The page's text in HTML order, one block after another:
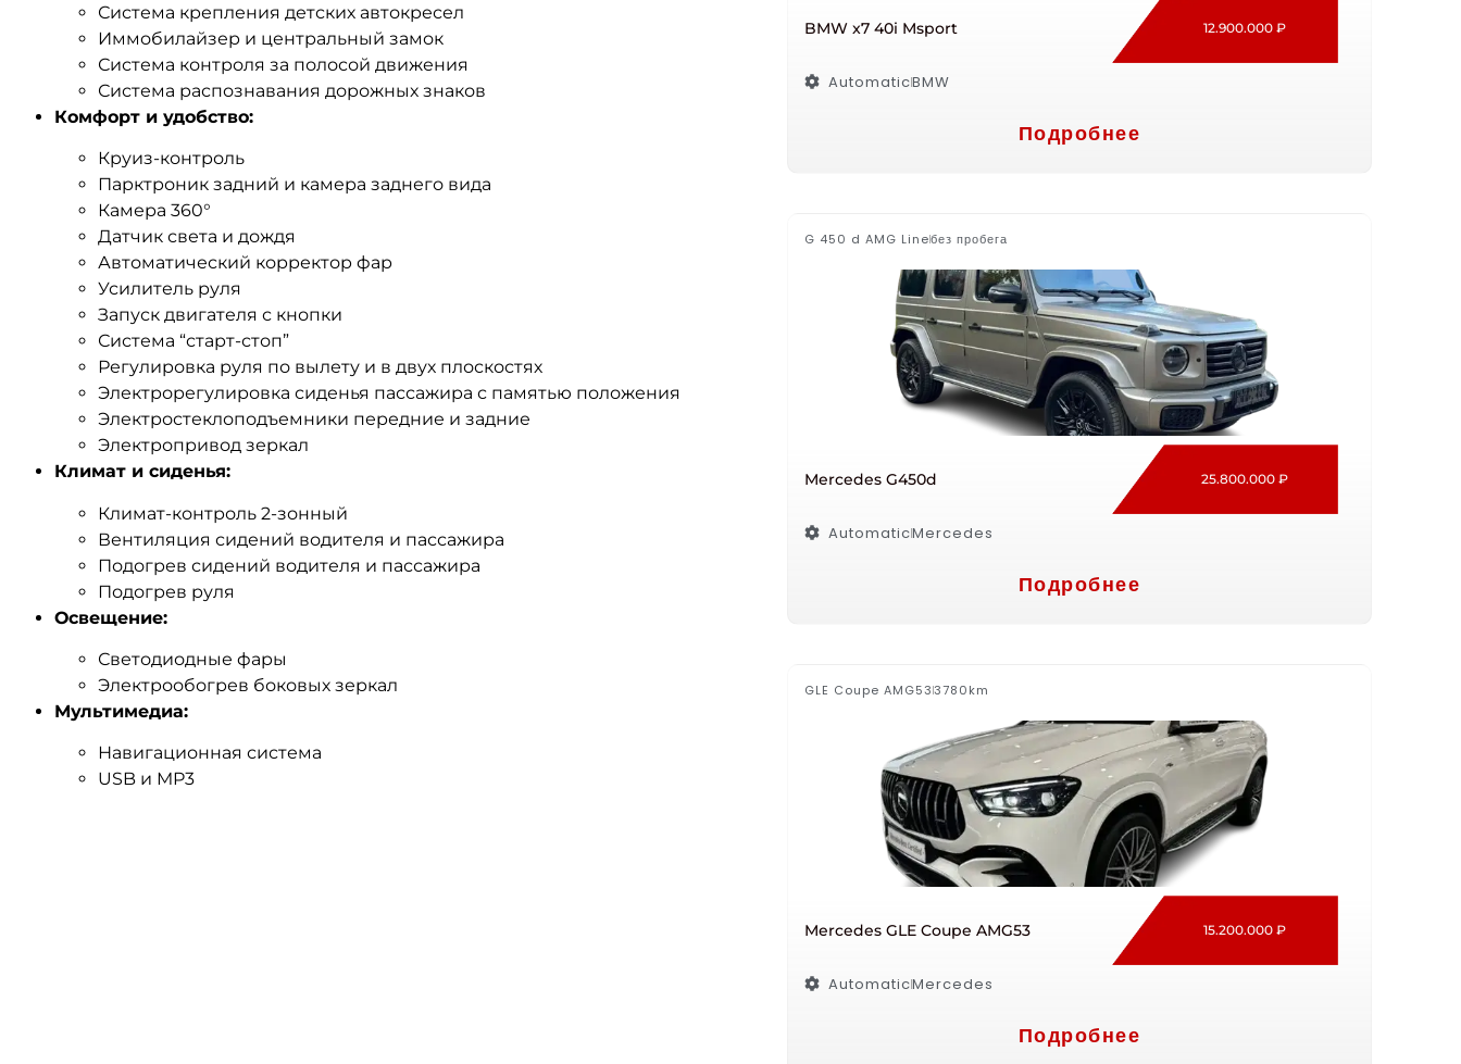
Система крепления детских автокресел
Иммобилайзер и центральный замок
Система контроля за полосой движения
Система распознавания дорожных знаков
Комфорт и удобство:
Круиз-контроль
Парктроник задний и камера заднего вида
Камера 360°
Датчик света и дождя
Автоматический корректор фар
Усилитель руля
Запуск двигателя с кнопки
Система “старт-стоп”
Регулировка руля по вылету и в двух плоскостях
Электрорегулировка сиденья пассажира с памятью положения
Электростеклоподъемники передние и задние
Электропривод зеркал
Климат и сиденья:
Климат-контроль 2-зонный
Вентиляция сидений водителя и пассажира
Подогрев сидений водителя и пассажира
Подогрев руля
Освещение:
Светодиодные фары
Электрообогрев боковых зеркал
Мультимедиа:
Навигационная система
USB и MP3
BMW x7 40i Msport 12.900.000 ₽
AutomaticBMW
Подробнее
G 450 d AMG Lineбез пробега
Mercedes G450d 25.800.000 ₽
AutomaticMercedes
Подробнее
GLE Coupe AMG533780km
Mercedes GLE Coupe AMG53 15.200.000 ₽
AutomaticMercedes
Подробнее